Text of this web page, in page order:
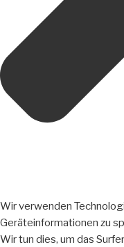
Wir verwenden
Geräteinformationen zu
Wir tun dies, um das